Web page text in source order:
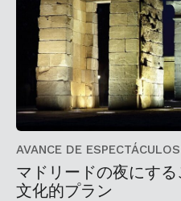
AVANCE DE ESPECTÁCULOS
マドリードの夜にす
文化的プラン